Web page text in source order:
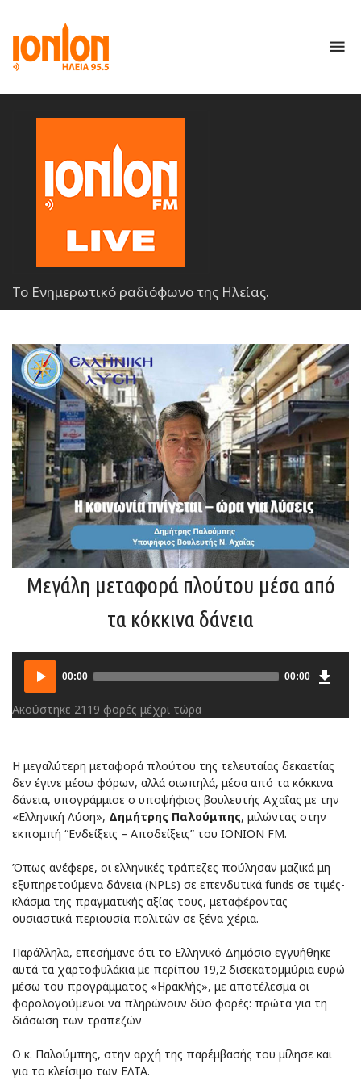
Το Ενημερωτικό ραδιόφωνο της Ηλείας.
Μεγάλη μεταφορά πλούτου μέσα από
τα κόκκινα δάνεια
Audio
Player
00:00 00:00
Ακούστηκε 2119 φορές μέχρι τώρα
Η μεγαλύτερη μεταφορά πλούτου της τελευταίας δεκαετίας
δεν έγινε μέσω φόρων, αλλά σιωπηλά, μέσα από τα κόκκινα
δάνεια, υπογράμμισε ο υποψήφιος βουλευτής Αχαΐας με την
«Ελληνική Λύση», Δημήτρης Παλούμπης, μιλώντας στην
εκπομπή “Ενδείξεις – Αποδείξεις” του ΙΟΝΙΟΝ FM.
Όπως ανέφερε, οι ελληνικές τράπεζες πούλησαν μαζικά μη
εξυπηρετούμενα δάνεια (NPLs) σε επενδυτικά funds σε τιμές-
κλάσμα της πραγματικής αξίας τους, μεταφέροντας
ουσιαστικά περιουσία πολιτών σε ξένα χέρια.
Παράλληλα, επεσήμανε ότι το Ελληνικό Δημόσιο εγγυήθηκε
αυτά τα χαρτοφυλάκια με περίπου 19,2 δισεκατομμύρια ευρώ
μέσω του προγράμματος «Ηρακλής», με αποτέλεσμα οι
φορολογούμενοι να πληρώνουν δύο φορές: πρώτα για τη
διάσωση των τραπεζών
Ο κ. Παλούμπης, στην αρχή της παρέμβασής του μίλησε και
για το κλείσιμο των ΕΛΤΑ.